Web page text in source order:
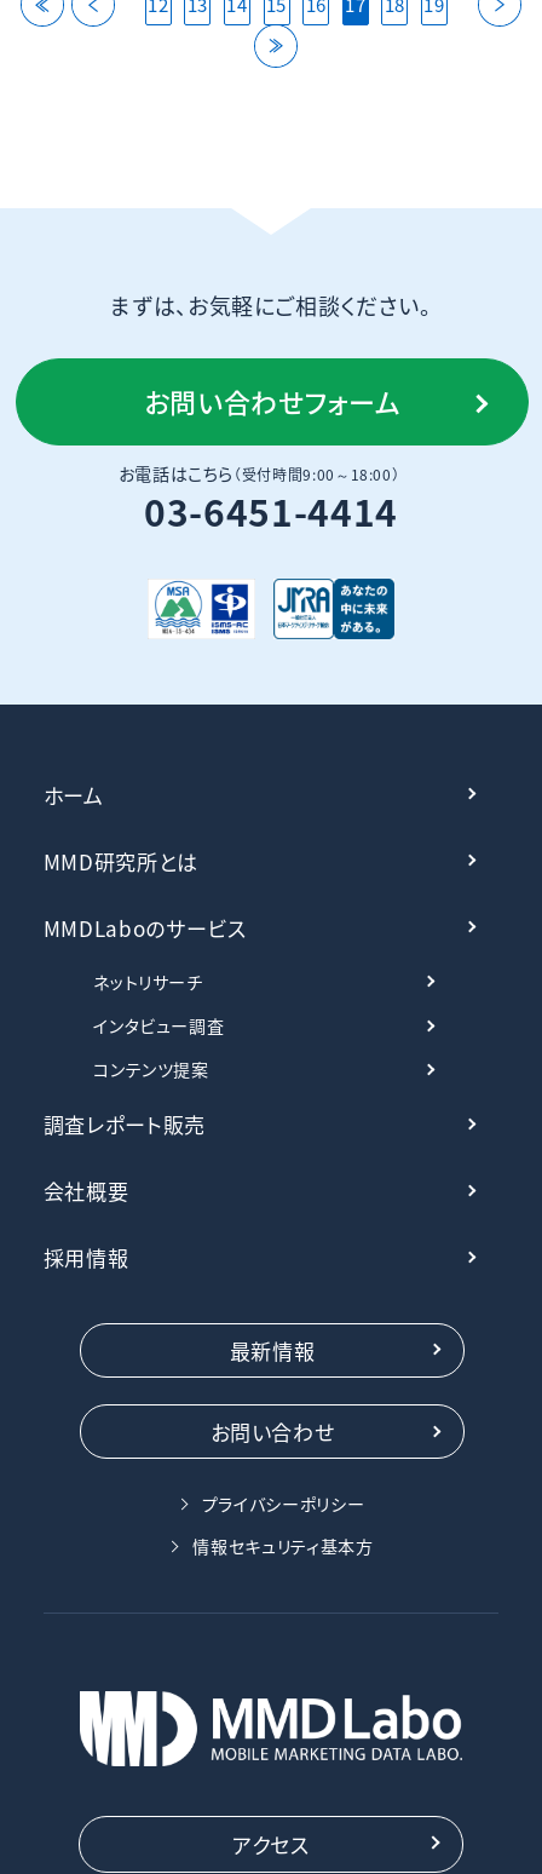
last
まずは、お気軽にご相談ください。
お問い合わせフォーム
お電話はこちら （受付時間9:00～18:00）
03-6451-4414
ホーム
MMD研究所とは
MMDLaboのサービス
ネットリサーチ
インタビュー調査
コンテンツ提案
調査レポート販売
会社概要
採用情報
最新情報
お問い合わせ
プライバシーポリシー
情報セキュリティ基本方
アクセス